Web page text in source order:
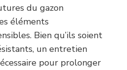
du gazon
éléments
Bien qu’ils soient
un entretien
pour prolonger